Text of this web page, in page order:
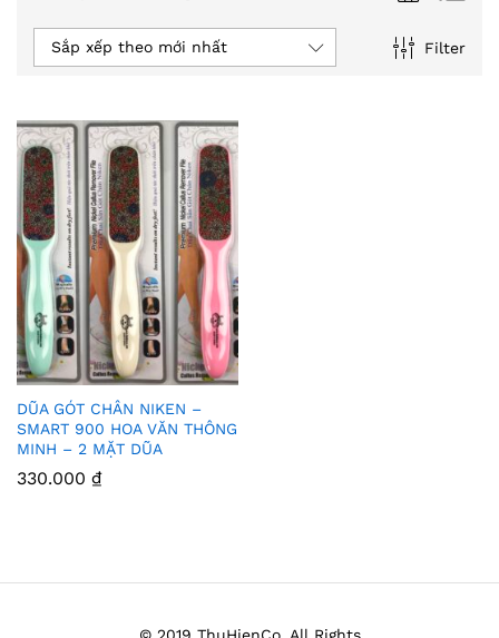
Filter
Sắp xếp theo mới nhất
Thê
m
DŨA GÓT CHÂN NIKEN –
SMART 900 HOA VĂN THÔNG
MINH – 2 MẶT DŨA
330.000 ₫